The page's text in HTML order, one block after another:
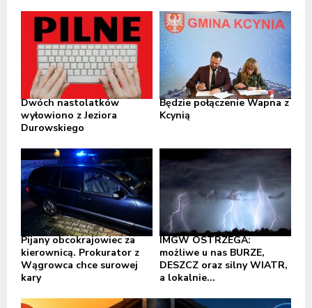
Dwóch nastolatków
wyłowiono z Jeziora
Durowskiego
Będzie połączenie Wapna z
Kcynią
Pijany obcokrajowiec za
kierownicą. Prokurator z
Wągrowca chce surowej
kary
IMGW OSTRZEGA:
możliwe u nas BURZE,
DESZCZ oraz silny WIATR,
a lokalnie...